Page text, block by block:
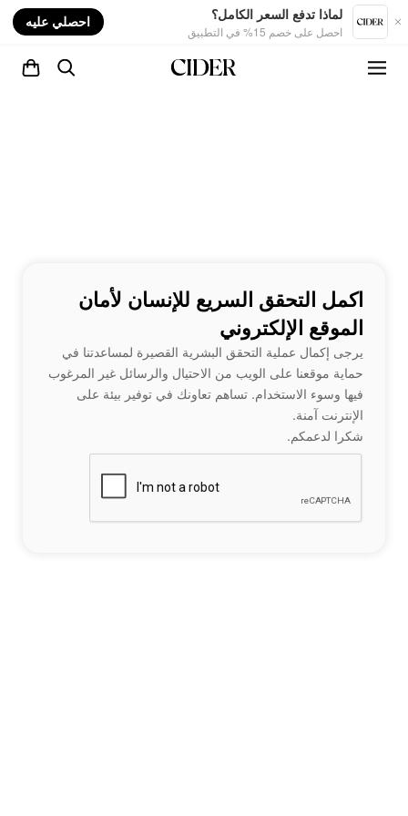
لماذا تدفع السعر الكامل؟
احصل على خصم 15% في التطبيق
احصلي عليه
اكمل التحقق السريع للإنسان لأمان
الموقع الإلكتروني
يرجى إكمال عملية التحقق البشرية القصيرة لمساعدتنا في
حماية موقعنا على الويب من الاحتيال والرسائل غير المرغوب
فيها وسوء الاستخدام. تساهم تعاونك في توفير بيئة على
الإنترنت آمنة.
شكرا لدعمكم.